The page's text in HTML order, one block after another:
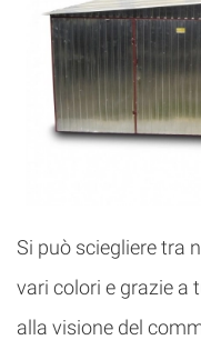
Si può sciegliere tra
vari colori e grazie a
alla visione del